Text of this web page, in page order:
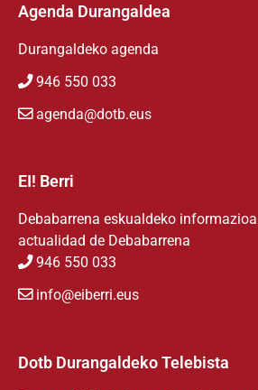
Agenda Durangaldea
Durangaldeko agenda
946 550 033
agenda@dotb.eus
EI! Berri
Debabarrena eskualdeko
actualidad de Debabarrena
946 550 033
info@eiberri.eus
Dotb Durangaldeko Telebista